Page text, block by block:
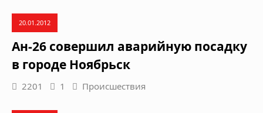
20.01.2012
Ан-26 совершил аварийную посадку
в городе Ноябрьск
2201 1 Происшествия